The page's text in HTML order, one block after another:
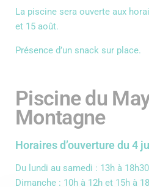
La piscine sera ouverte aux
et 15 août.
Présence d’un snack sur place.
Piscine du
Montagne
Horaires d’ouverture du 4
Du lundi au samedi : 13h à 18h30
Dimanche : 10h à 12h et 15h à